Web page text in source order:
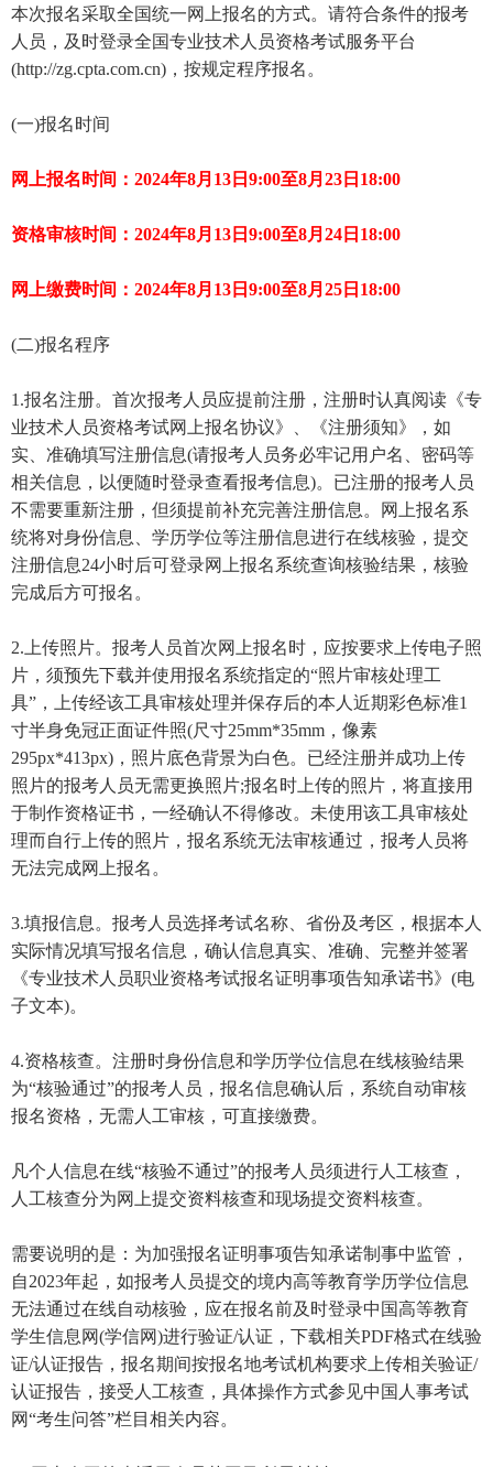
本次报名采取全国统一网上报名的方式。请符合条件的报考
人员，及时登录全国专业技术人员资格考试服务平台
(http://zg.cpta.com.cn)，按规定程序报名。
(一)报名时间
网上报名时间：2024年8月13日9:00至8月23日18:00
资格审核时间：2024年8月13日9:00至8月24日18:00
网上缴费时间：2024年8月13日9:00至8月25日18:00
(二)报名程序
1.报名注册。首次报考人员应提前注册，注册时认真阅读《专
业技术人员资格考试网上报名协议》、《注册须知》，如
实、准确填写注册信息(请报考人员务必牢记用户名、密码等
相关信息，以便随时登录查看报考信息)。已注册的报考人员
不需要重新注册，但须提前补充完善注册信息。网上报名系
统将对身份信息、学历学位等注册信息进行在线核验，提交
注册信息24小时后可登录网上报名系统查询核验结果，核验
完成后方可报名。
2.上传照片。报考人员首次网上报名时，应按要求上传电子照
片，须预先下载并使用报名系统指定的“照片审核处理工
具”，上传经该工具审核处理并保存后的本人近期彩色标准1
寸半身免冠正面证件照(尺寸25mm*35mm，像素
295px*413px)，照片底色背景为白色。已经注册并成功上传
照片的报考人员无需更换照片;报名时上传的照片，将直接用
于制作资格证书，一经确认不得修改。未使用该工具审核处
理而自行上传的照片，报名系统无法审核通过，报考人员将
无法完成网上报名。
3.填报信息。报考人员选择考试名称、省份及考区，根据本人
实际情况填写报名信息，确认信息真实、准确、完整并签署
《专业技术人员职业资格考试报名证明事项告知承诺书》(电
子文本)。
4.资格核查。注册时身份信息和学历学位信息在线核验结果
为“核验通过”的报考人员，报名信息确认后，系统自动审核
报名资格，无需人工审核，可直接缴费。
凡个人信息在线“核验不通过”的报考人员须进行人工核查，
人工核查分为网上提交资料核查和现场提交资料核查。
需要说明的是：为加强报名证明事项告知承诺制事中监管，
自2023年起，如报考人员提交的境内高等教育学历学位信息
无法通过在线自动核验，应在报名前及时登录中国高等教育
学生信息网(学信网)进行验证/认证，下载相关PDF格式在线验
证/认证报告，报名期间按报名地考试机构要求上传相关验证/
认证报告，接受人工核查，具体操作方式参见中国人事考试
网“考生问答”栏目相关内容。